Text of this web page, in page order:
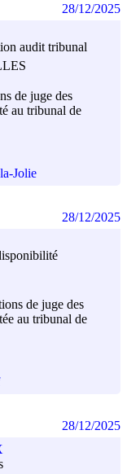
audit tribunal
de juge des
au tribunal de
Jolie
28/12/2025
de juge des
au tribunal de
28/12/2025
28/12/2025